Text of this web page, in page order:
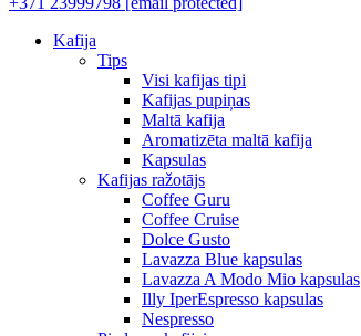
Kafija
Tips
Visi kafijas tipi
Kafijas pupiņas
Maltā kafija
Aromatizēta maltā kafija
Kapsulas
Kafijas ražotājs
Coffee Guru
Coffee Cruise
Dolce Gusto
Lavazza Blue kapsulas
Lavazza A Modo Mio kapsulas
Illy IperEspresso kapsulas
Nespresso